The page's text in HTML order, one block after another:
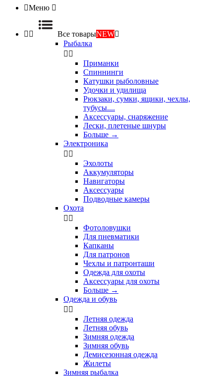
Меню 
  Все товарыNEW
Рыбалка
 
Приманки
Спиннинги
Катушки рыболовные
Удочки и удилища
Рюкзаки, сумки, ящики, чехлы,
тубусы....
Аксессуары, снаряжение
Лески, плетеные шнуры
Больше →
Электроника
 
Эхолоты
Аккумуляторы
Навигаторы
Аксессуары
Подводные камеры
Охота
 
Фотоловушки
Для пневматики
Капканы
Для патронов
Чехлы и патронташи
Одежда для охоты
Аксессуары для охоты
Больше →
Одежда и обувь
 
Летняя одежда
Летняя обувь
Зимняя одежда
Зимняя обувь
Демисезонная одежда
Жилеты
Зимняя рыбалка